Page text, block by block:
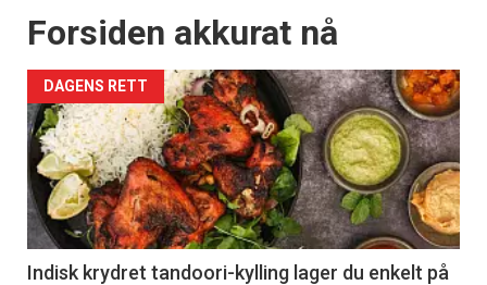
Forsiden akkurat nå
DAGENS RETT
Indisk krydret tandoori-kylling lager du enkelt på